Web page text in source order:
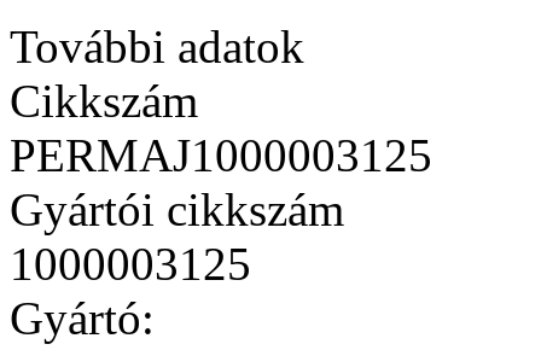
További adatok
Cikkszám
PERMAJ1000003125
Gyártói cikkszám
1000003125
Gyártó: